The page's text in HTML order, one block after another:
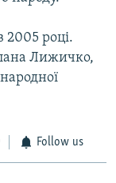
2005 році.
Лижичко,
Follow us